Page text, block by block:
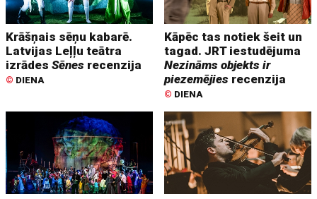
Krāšņais sēņu kabarē.
Latvijas Leļļu teātra
izrādesSēnes recenzija
© DIENA
Kāpēc tas notiek šeit un
tagad. JRT iestudējuma
Nezināms objekts ir
piezemējies recenzija
© DIENA